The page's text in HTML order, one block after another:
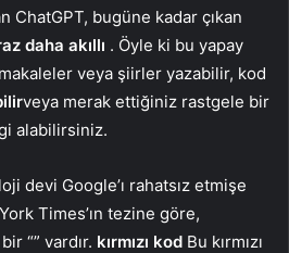
ChatGPT, bugüne kadar çıkan
daha akıllı . Öyle ki bu yapay
veya şiirler yazabilir, kod
veya merak ettiğiniz rastgele bir
alabilirsiniz.
devi Google’ı rahatsız etmişe
Times’ın tezine göre,
“” vardır. kırmızı kod Bu kırmızı